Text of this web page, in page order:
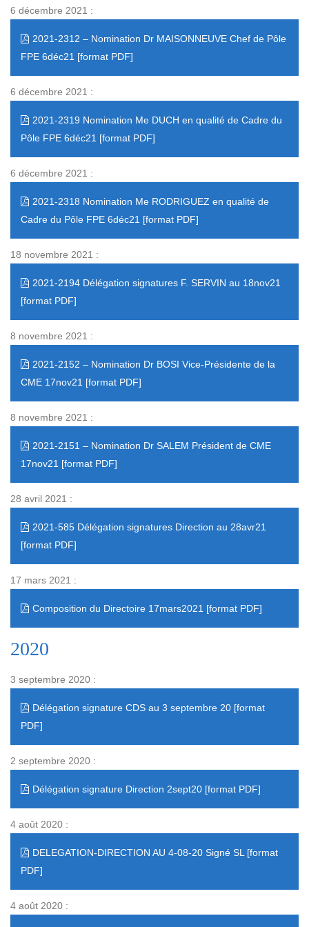
6 décembre 2021 :
2021-2312 – Nomination Dr MAISONNEUVE Chef de Pôle
FPE 6déc21
6 décembre 2021 :
2021-2319 Nomination Me DUCH en qualité de Cadre du
Pôle FPE 6déc21
6 décembre 2021 :
2021-2318 Nomination Me RODRIGUEZ en qualité de
Cadre du Pôle FPE 6déc21
18 novembre 2021 :
2021-2194 Délégation signatures F. SERVIN au 18nov21
8 novembre 2021 :
2021-2152 – Nomination Dr BOSI Vice-Présidente de la
CME 17nov21
8 novembre 2021 :
2021-2151 – Nomination Dr SALEM Président de CME
17nov21
28 avril 2021 :
2021-585 Délégation signatures Direction au 28avr21
17 mars 2021 :
Composition du Directoire 17mars2021
2020
3 septembre 2020 :
Délégation signature CDS au 3 septembre 20
2 septembre 2020 :
Délégation signature Direction 2sept20
4 août 2020 :
DELEGATION-DIRECTION AU 4-08-20 Signé SL
4 août 2020 :